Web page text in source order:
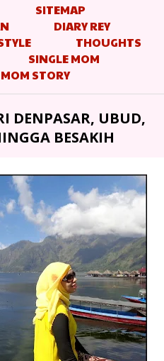
SITEMAP
DIARY REY
THOUGHTS
SINGLE MOM
STORY
DENPASAR, UBUD,
BESAKIH